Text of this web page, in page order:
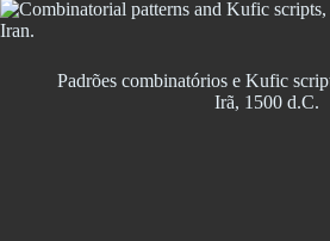
Padrões combinatórios e Kufic
Irã, 1500 d.C.